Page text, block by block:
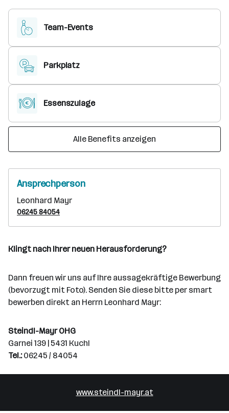
Team-Events
Parkplatz
Essenszulage
Alle Benefits anzeigen
Ansprechperson
Leonhard Mayr
06245 84054
Klingt nach Ihrer neuen Herausforderung?
Dann freuen wir uns auf Ihre aussagekräftige Bewerbung
(bevorzugt mit Foto). Senden Sie diese bitte per smart
bewerben direkt an Herrn Leonhard Mayr:
Steindl-Mayr OHG
Garnei 139 | 5431 Kuchl
Tel.:06245 / 84054
www.steindl-mayr.at